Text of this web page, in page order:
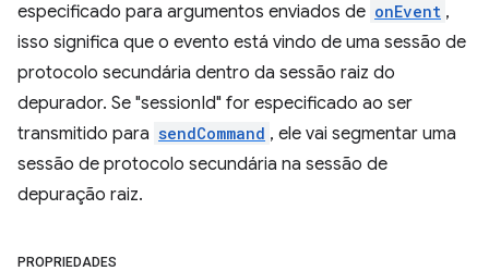
especificado para argumentos enviados de onEvent ,
isso significa que o evento está vindo de uma sessão de
protocolo secundária dentro da sessão raiz do
depurador. Se "sessionId" for especificado ao ser
transmitido para sendCommand , ele vai segmentar uma
sessão de protocolo secundária na sessão de
depuração raiz.
PROPRIEDADES